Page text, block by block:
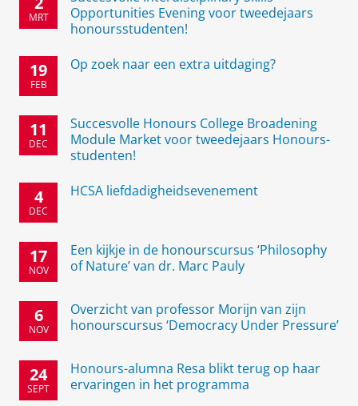
MRT
Opportunities Evening voor tweedejaars
honoursstudenten!
19
FEB
Op zoek naar een extra uitdaging?
11
DEC
Succesvolle Honours College Broadening
Module Market voor tweedejaars Honours-
studenten!
4
DEC
HCSA liefdadigheidsevenement
17
NOV
Een kijkje in de honourscursus ‘Philosophy
of Nature’ van dr. Marc Pauly
6
NOV
Overzicht van professor Morijn van zijn
honourscursus ‘Democracy Under Pressure’
24
SEPT
Honours-alumna Resa blikt terug op haar
ervaringen in het programma